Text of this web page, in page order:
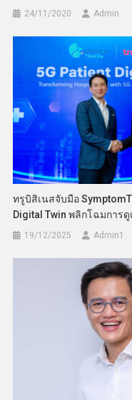
24/11/2020 Admin
ทรูบิสิเนสจับมือ
Digital Twin พลิกโฉมการ
19/12/2025 Admin​1